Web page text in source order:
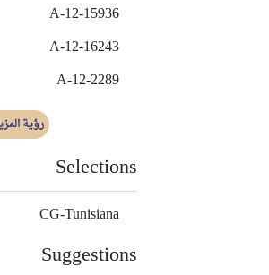
A-12-15936
A-12-16243
A-12-2289
رؤية
Selections
CG-Tunisiana
Suggestions